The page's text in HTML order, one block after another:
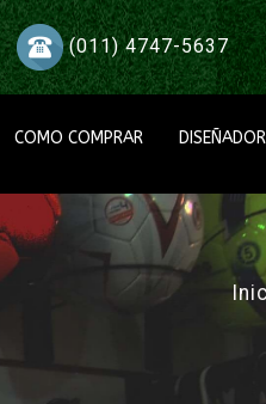
(011) 4747-5637
COMO COMPRAR